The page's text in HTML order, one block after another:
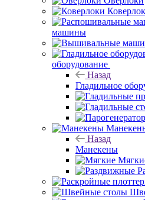
машины
оборудование
Назад
Гладильное
Назад
Манекены